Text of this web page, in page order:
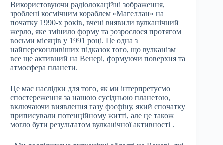
Використовуючи радіолокаційні зображення,
зроблені космічним кораблем «Магеллан» на
початку 1990-х років, вчені виявили вулканічний
жерло, яке змінило форму та розрослося протягом
восьми місяців у 1991 році. Це одна з
найпереконливіших підказок того, що вулканізм
все ще активний на Венері, формуючи поверхня та
атмосфера планети.
Це має наслідки для того, як ми інтерпретуємо
спостереження за нашою сусідньою планетою,
включаючи виявлення газу фосфіну, який спочатку
приписували потенційному житті, але це також
могло бути результатом вулканічної активності .